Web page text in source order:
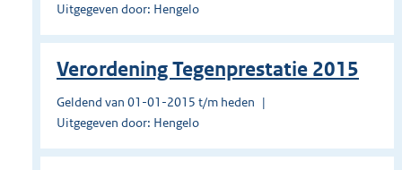
Uitgegeven door: Hengelo
Verordening Tegenprestatie 2015
Geldend van 01-01-2015 t/m heden
Uitgegeven door: Hengelo